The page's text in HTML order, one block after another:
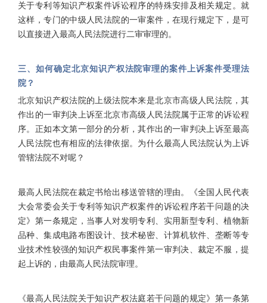
关于专利等知识产权案件诉讼程序的特殊安排及相关规定。就
这样，专门的中级人民法院的一审案件，在现行规定下，是可
以直接进入最高人民法院进行二审审理的。
三、如何确定北京知识产权法院审理的案件上诉案件受理法
院？
北京知识产权法院的上级法院本来是北京市高级人民法院，其
作出的一审判决上诉至北京市高级人民法院属于正常的诉讼程
序。正如本文第一部分的分析，其作出的一审判决上诉至最高
人民法院也有相应的法律依据。为什么最高人民法院认为上诉
管辖法院不对呢？
最高人民法院在裁定书给出移送管辖的理由。《全国人民代表
大会常委会关于专利等知识产权案件的诉讼程序若干问题的决
定》第一条规定，当事人对发明专利、实用新型专利、植物新
品种、集成电路布图设计、技术秘密、计算机软件、垄断等专
业技术性较强的知识产权民事案件第一审判决、裁定不服，提
起上诉的，由最高人民法院审理。
《最高人民法院关于知识产权法庭若干问题的规定》第一条第